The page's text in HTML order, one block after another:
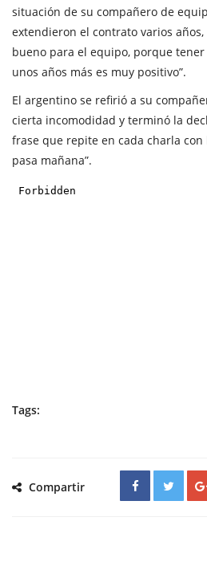
situación de su compañero de
extendieron el contrato varios
bueno para el equipo, porque
unos años más es muy positivo”.
El argentino se refirió a su
cierta incomodidad y terminó la
frase que repite en cada charla con
pasa mañana”.
Tags:
Compartir